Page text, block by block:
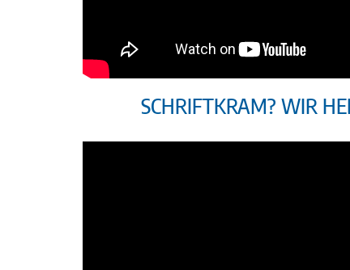
SCHRIFTKRAM? WIR